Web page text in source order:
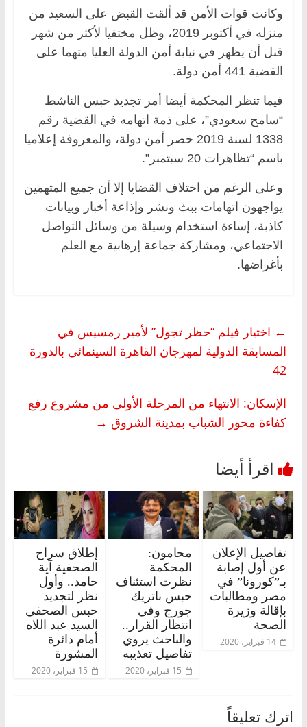
وكانت قوات الأمن قد ألقت القبض على السعيد من
منزله في أكتوبر 2019، وظل مختفيا لأكثر من شهر
قبل أن يظهر في نيابة أمن الدولة العليا متهما على
القضية 441 أمن دولة.
فيما تنظر المحكمة أيضا أمر تجديد حبس الناشط
“سامح سعودي”، على ذمة اتهامه في القضية رقم
1338 لسنة 2019 حصر أمن دولة، والمعروفة إعلاميا
باسم “تظاهرات 20 سبتمبر”.
وعلى الرغم من اختلاف القضايا إلا أن جميع المتهمين
يواجهون اتهامات ببث ونشر وإذاعة أخبار وبيانات
كاذبة، إساءة استخدام وسيلة من وسائل التواصل
الاجتماعي، ومشاركة جماعة إرهابية مع العلم
بأغراضها.
← اختيار فيلم “حظر تجول” لأمير رمسيس في
المسابقة الدولية لمهرجان القاهرة السينمائي بالدورة
42
الإسكان: الانتهاء من المرحلة الأولى من مشروع رفع
كفاءة محور الشباب بمدينة الشروق →
تفاصيل الإعلان
عن أول إصابة
بـ”كورونا” في
مصر ومطالبات
بإقالة وزيرة
الصحة
14 فبراير، 2020
محامون:
المحكمة
نظرت استئناف
حبس باتريك
جورج وفي
انتظار القرار..
والباحث يروي
تفاصيل تعذيبه
15 فبراير، 2020
إطلاق سراح
الصحفية آية
حامد.. وأول
نظر لتجديد
حبس الصحفي
السيد عبد اللاه
أمام دائرة
المشورة
15 فبراير، 2020
اترك تعليقاً